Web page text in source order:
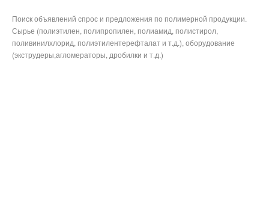
Поиск объявлений спрос и предложения по полимерной продукции.
Сырье (полиэтилен, полипропилен, полиамид, полистирол,
поливинилхлорид, полиэтилентерефталат и т.д.), оборудование
(экструдеры,агломераторы, дробилки и т.д.)